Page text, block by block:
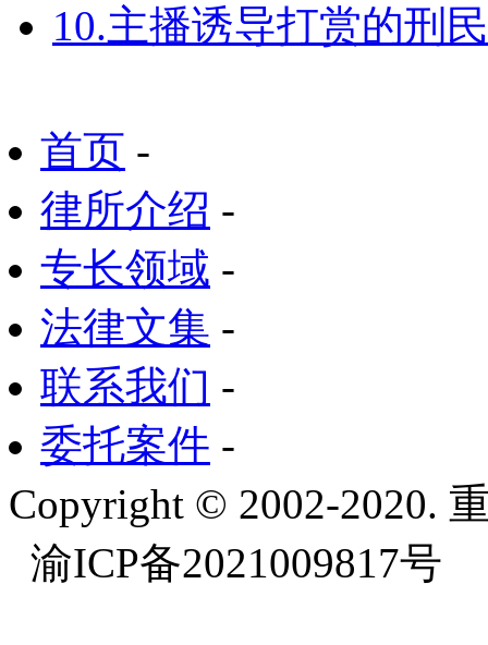
10.主播诱导打赏的刑
首页 -
律所介绍 -
专长领域 -
法律文集 -
联系我们 -
委托案件 -
Copyright © 2002-2020.
渝ICP备2021009817号